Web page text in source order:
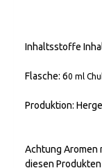
Inhaltsstoffe
Flasche: 60 ml
Produktion:
Achtung Aromen
diesen